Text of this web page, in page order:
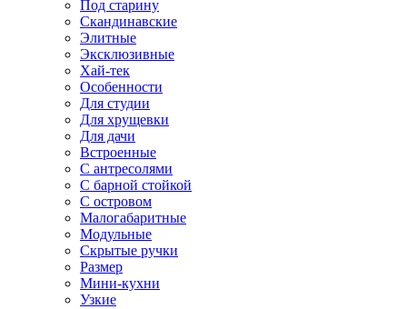
Под старину
Скандинавские
Элитные
Эксклюзивные
Хай-тек
Особенности
Для студии
Для хрущевки
Для дачи
Встроенные
С антресолями
С барной стойкой
С островом
Малогабаритные
Модульные
Скрытые ручки
Размер
Мини-кухни
Узкие